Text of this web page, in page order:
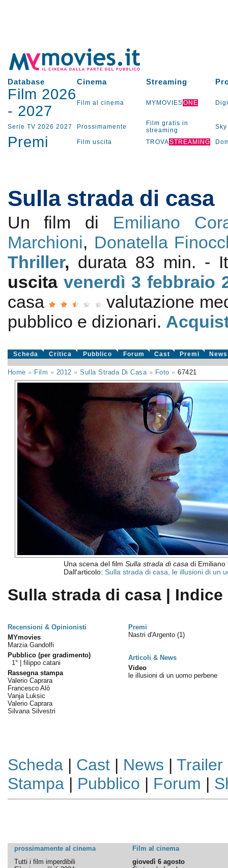
Database Cinema Streaming
Film 2026
- 2027 Film al cinema MYMOVIESONE
Serie TV 2026 2027 Prossimamente
Film gratis in
streaming
Sky
Premi Film uscita TROVASTREAMING
Sulla strada di casa
Un film di Emiliano
Marchioni, Donatella
Thriller, durata 83 min. -
uscita venerdì 3 febbraio
casa
valutazione
pubblico e dizionari.
Scheda Critica Pubblico Forum Cast Premi News
Home » Film » 2012 »Sulla Strada Di Casa» Foto »67421
Una scena del film Sulla strada di casa di Emiliano
Dall'articolo: Sulla strada di casa, le illusioni di un
Sulla strada di casa | Indice
Recensioni & Opinionisti
Premi
MYmovies
Marzia Gandolfi
Pubblico (per gradimento)
1° | filippo catani
Rassegna stampa
Valerio Caprara
Francesco Alò
Vanja Luksic
Valerio Caprara
Silvana Silvestri
Nastri d'Argento (1)
Articoli & News
Video
le illusioni di un uomo perbene
Scheda| Cast| News | Trailer
Stampa| Pubblico | Forum |
prossimamente al cinema
Film al cinema
Tutti i film imperdibili
giovedì 6 agosto